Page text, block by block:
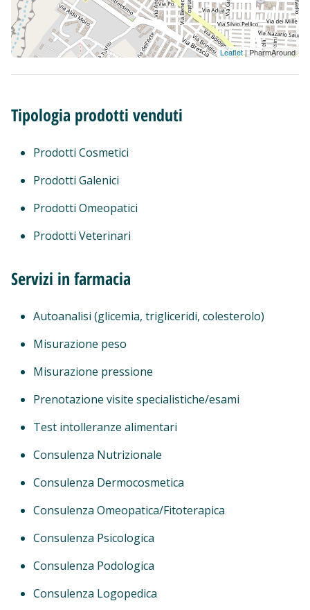
Leaflet| PharmAround
Tipologia prodotti venduti
Prodotti Cosmetici
Prodotti Galenici
Prodotti Omeopatici
Prodotti Veterinari
Servizi in farmacia
Autoanalisi (glicemia, trigliceridi, colesterolo)
Misurazione peso
Misurazione pressione
Prenotazione visite specialistiche/esami
Test intolleranze alimentari
Consulenza Nutrizionale
Consulenza Dermocosmetica
Consulenza Omeopatica/Fitoterapica
Consulenza Psicologica
Consulenza Podologica
Consulenza Logopedica